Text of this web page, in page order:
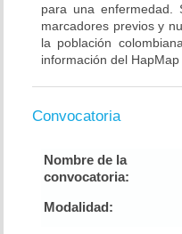
para una enfermedad.
marcadores previos y
la población
información del
Convocatoria
Nombre de la
convocatoria:
Modalidad: